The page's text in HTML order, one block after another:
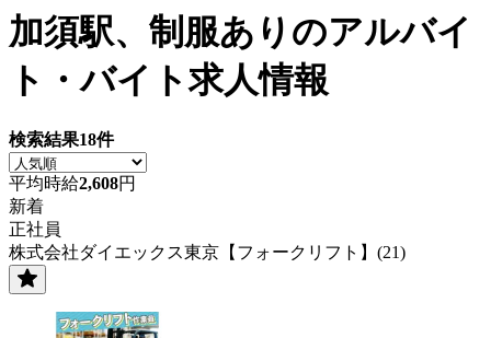
加須駅、制服あり のアルバイ
ト・バイト求人情報
検索結果18件
平均時給2,608円
新着
正社員
株式会社ダイエックス東京【フォークリフト】(21)